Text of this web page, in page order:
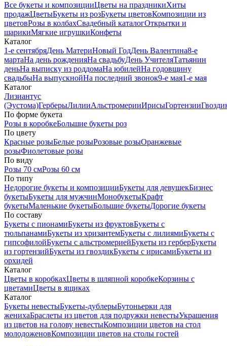
Все букеты и композицииЦветы на праздникиХиты
продажЦветыБукеты из розБукеты цветовКомпозиции из
цветовРозы в колбахСвадебный каталогОткрытки и
шарикиМягкие игрушкиКонфеты
Каталог
1-е сентябряДень МатериНовый ГодДень Валентина8-е
мартаНа день рожденияНа свадьбуДень УчителяТатьянин
деньНа выписку из роддомаНа юбилейНа годовщину
свадьбыНа выпускнойНа последний звонок9-е мая1-е мая
Каталог
Лизиантус
(Эустома)ГерберыЛилииАльстромерииИрисыГортензии
По форме букета
Розы в коробкеБольшие букеты роз
По цвету
Красные розыБелые розыРозовые розыОранжевые
розыФиолетовые розы
По виду
Розы 70 смРозы 60 см
По типу
Недорогие букеты и композицииБукеты для девушекБизнес
букетыБукеты для мужчинМонобукетыКрафт
букетыМаленькие букетыБольшие букетыДорогие букеты
По составу
Букеты с пионамиБукеты из фруктовБукеты с
тюльпанамиБукеты из хризантемБукеты с лилиямиБукеты с
гипсофилойБукеты с альстромериейБукеты из герберБукеты
из гортензийБукеты из гвоздикБукеты с ирисамиБукеты из
орхидей
Каталог
Цветы в коробкахЦветы в шляпной коробкеКорзины с
цветамиЦветы в ящиках
Каталог
Букеты невестыБукеты-дублерыБутоньерки для
женихаБраслеты из цветов для подружки невестыУкрашения
из цветов на голову невестыКомпозиции цветов на стол
молодоженовКомпозиции цветов на столы гостей